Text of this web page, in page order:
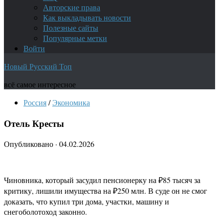
Авторские права
Как выкладывать новости
Полезные сайты
Популярные метки
Войти
Новый Русский Топ
всё самое интересное
Россия/ Экономика
Отель Кресты
Опубликовано · 04.02.2026
Чиновника, который засудил пенсионерку на ₽85 тысяч за
критику, лишили имущества на ₽250 млн. В суде он не смог
доказать, что купил три дома, участки, машину и
снегоболотоход законно.